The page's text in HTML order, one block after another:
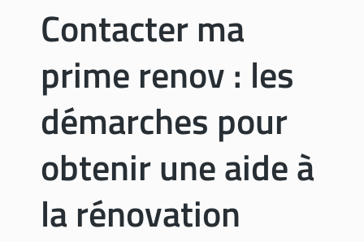
R
G
o
m
m
e
n
t
Contacter ma
prime renov : les
démarches pour
obtenir une aide à
la rénovation